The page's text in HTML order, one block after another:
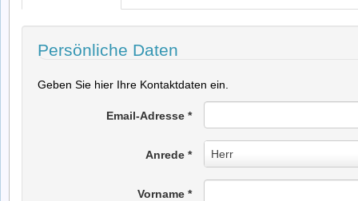
Persönliche Daten
Geben Sie hier Ihre Kontaktdaten ein.
Email-Adresse*
Anrede* Herr
Anrede
*
Vorname*